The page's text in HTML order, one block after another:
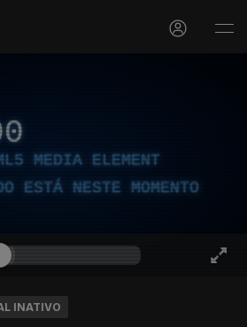
MEDIA ELEMENT
ESTÁ NESTE MOMENTO
INATIVO